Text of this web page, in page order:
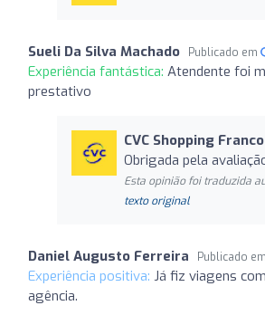
Sueli Da Silva Machado Publicado em
Experiência fantástica: Atendente foi
prestativo
CVC Shopping
Obrigada pela
Esta opinião foi traduzida
texto original
Daniel Augusto Ferreira Publicado em
Experiência positiva: Já fiz viagens
agência.